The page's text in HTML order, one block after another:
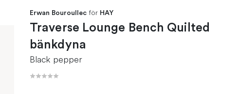
Erwan Bouroullec för HAY
Traverse Lounge Bench Quilted
bänkdyna
Black pepper